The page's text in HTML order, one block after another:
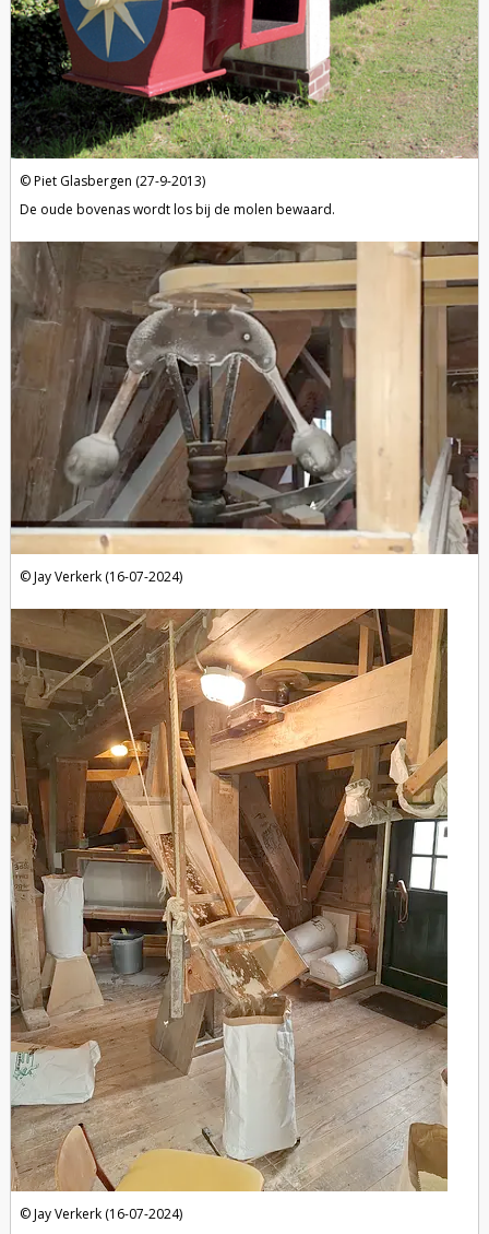
Piet Glasbergen (27-9-2013)
De oude bovenas wordt los bij de molen bewaard.
Jay Verkerk (16-07-2024)
Jay Verkerk (16-07-2024)